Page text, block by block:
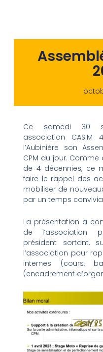
Ce samedi 30
association
l’Aubinière son
CPM du jour.
de 4 décennies, ce
faire le rappel des
mobiliser de
par un temps
La présentation a
de l’association
président sortant,
l’association pour
internes (cours,
(encadrement